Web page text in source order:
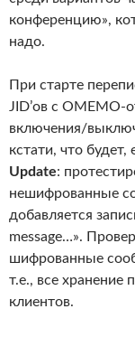
конференцию»,
надо.
При старте
JID’ов с OMEMO-
включения/
кстати, что
Update:
нешифрованные
добавляется
message…».
шифрованные
т.е., все хранение
клиентов.